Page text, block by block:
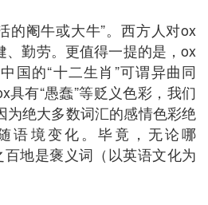
的阉牛或大牛”。西方人对ox
、勤劳。更值得一提的是，ox
国的“十二生肖”可谓异曲同
具有“愚蠢”等贬义色彩，我们
为绝大多数词汇的感情色彩绝
语境变化。毕竟，无论哪
百地是褒义词（以英语文化为